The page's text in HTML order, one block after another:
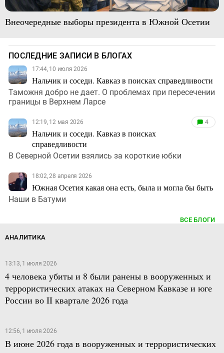
Внеочередные выборы президента в Южной Осетии
ПОСЛЕДНИЕ ЗАПИСИ В БЛОГАХ
17:44, 10 июля 2026
Нальчик и соседи. Кавказ в поисках справедливости
Таможня добро не дает. О проблемах при пересечении
границы в Верхнем Ларсе
12:19, 12 мая 2026
Нальчик и соседи. Кавказ в поисках
справедливости
4
В Северной Осетии взялись за короткие юбки
18:02, 28 апреля 2026
Южная Осетия какая она есть, была и могла бы быть
Наши в Батуми
ВСЕ БЛОГИ
АНАЛИТИКА
13:13, 1 июля 2026
4 человека убиты и 8 были ранены в вооруженных и
террористических атаках на Северном Кавказе и юге
России во II квартале 2026 года
12:56, 1 июля 2026
В июне 2026 года в вооруженных и террористических